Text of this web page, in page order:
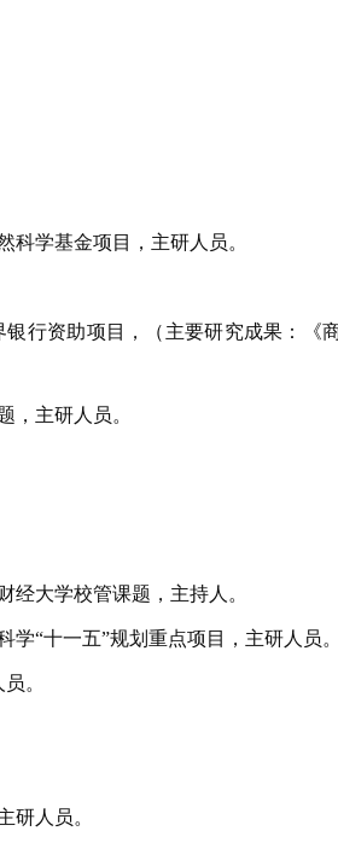
学基金项目，主研人员。
行资助项目，（主要研究成果：《
，主研人员。
大学校管课题，主持人。
“十一五”规划重点项目，主研人员。
。
研人员。